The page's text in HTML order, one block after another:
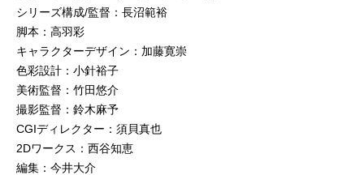
シリーズ構成/監督：長沼範裕
脚本：高羽彩
キャラクターデザイン：加藤寛崇
色彩設計：小針裕子
美術監督：竹田悠介
撮影監督：鈴木麻予
CGIディレクター：須貝真也
2Dワークス：西谷知恵
編集：今井大介